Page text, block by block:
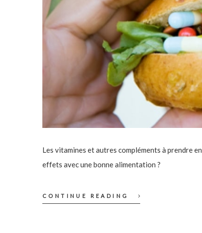
Les vitamines et autres compléments à prendre
effets avec une bonne alimentation ?
CONTINUE READING